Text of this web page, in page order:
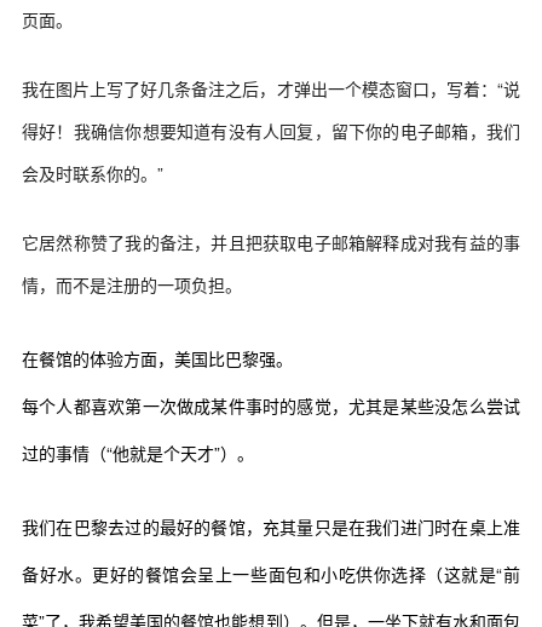
页面。
我在图片上写了好几条备注之后，才弹出一个模态窗口，写着：“说
得好！我确信你想要知道有没有人回复，留下你的电子邮箱，我们
会及时联系你的。”
它居然称赞了我的备注，并且把获取电子邮箱解释成对我有益的事
情，而不是注册的一项负担。
在餐馆的体验方面，美国比巴黎强。
每个人都喜欢第一次做成某件事时的感觉，尤其是某些没怎么尝试
过的事情（“他就是个天才”）。
我们在巴黎去过的最好的餐馆，充其量只是在我们进门时在桌上准
备好水。更好的餐馆会呈上一些面包和小吃供你选择（这就是“前
菜”了，我希望美国的餐馆也能想到）。但是，一坐下就有水和面包